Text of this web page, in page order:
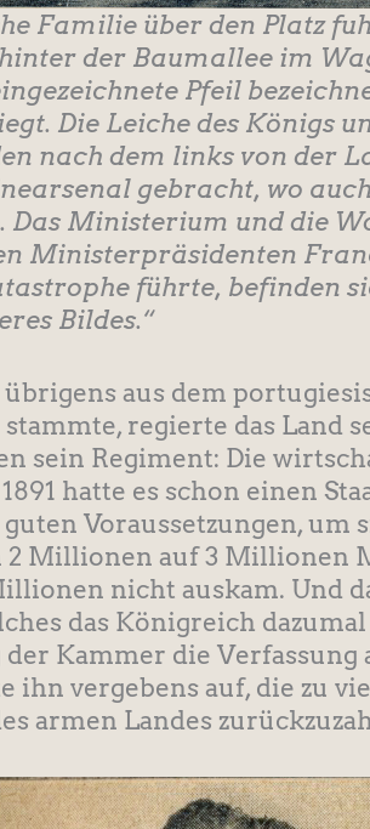
Familie über den Platz
der Baumallee im
Pfeil
Die Leiche des Königs
nach dem links von der
gebracht, wo
Ministerium und die
Ministerpräsidenten
führte, befinden
Bildes.“
aus dem
regierte das Land
sein Regiment: Die
hatte es schon einen
Voraussetzungen, um
2 Millionen auf 3 Millionen
nicht auskam. Und
das Königreich
Kammer die Verfassung
ihn vergebens auf, die zu
armen Landes